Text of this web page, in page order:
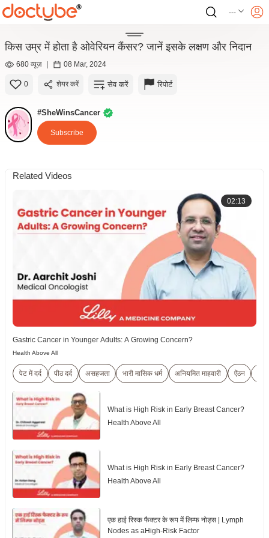
---
किस उम्र में होता है ओवेरियन कैंसर? जानें इसके लक्षण और निदान
680 व्यूज़ | 08 Mar, 2024
0 शेयर करें सेव करें रिपोर्ट
#SheWinsCancer
Subscribe
Related Videos
02:13
Gastric Cancer in Younger Adults: A Growing Concern?
Health Above All
पेट में दर्द पीठ दर्द असहजता भारी मासिक धर्म अनियमित माहवारी ऐंठन
What is High Risk in Early Breast Cancer?
Health Above All
What is High Risk in Early Breast Cancer?
Health Above All
एक हाई रिस्क फैक्टर के रूप में लिम्फ नोड्स | Lymph
Nodes as aHigh-Risk Factor